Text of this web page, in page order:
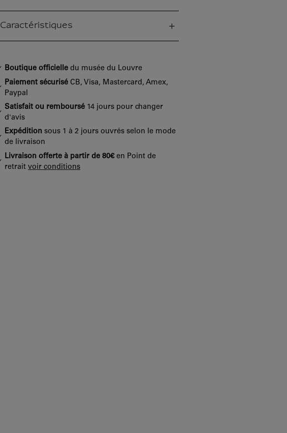
Caractéristiques
Boutique officielle du musée du Louvre
Paiement sécurisé CB, Visa, Mastercard, Amex,
Paypal
Satisfait ou remboursé 14 jours pour changer
d'avis
Expédition sous 1 à 2 jours ouvrés selon le mode
de livraison
Livraison offerte à partir de 80€en Point de
retrait voir conditions